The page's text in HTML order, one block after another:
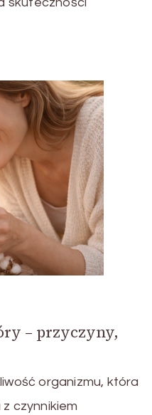
– przyczyny,
organizmu, która
czynnikiem